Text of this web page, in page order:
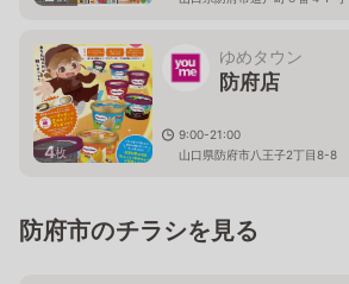
4枚
ゆめタウン
防府店
9:00-21:00
山口県防府市八王子2丁目8-8
防府市のチラシを見る